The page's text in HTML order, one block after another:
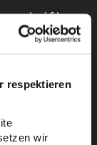
respektieren
wir
Straße